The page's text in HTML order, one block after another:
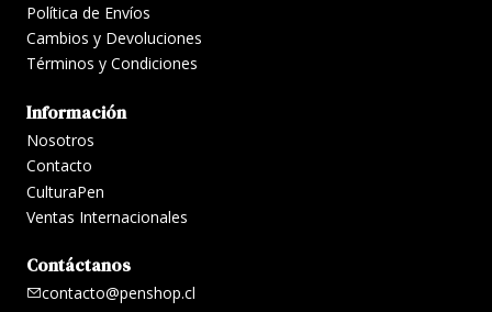
Política de Envíos
Cambios y Devoluciones
Términos y Condiciones
Información
Nosotros
Contacto
CulturaPen
Ventas Internacionales
Contáctanos
contacto@penshop.cl